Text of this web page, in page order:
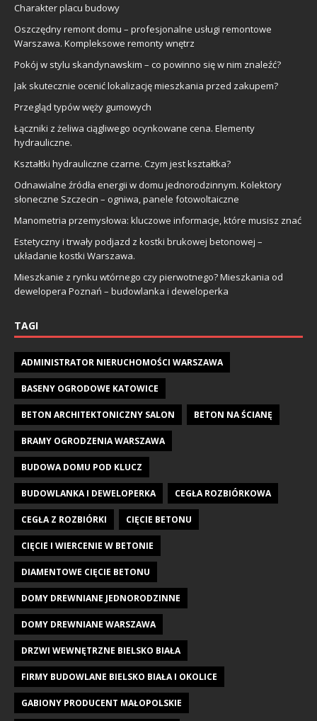
Charakter placu budowy
Oszczędny remont domu – profesjonalne usługi remontowe
Warszawa. Kompleksowe remonty wnętrz
Pokój w stylu skandynawskim – co powinno się w nim znaleźć?
Jak skutecznie ocenić lokalizację mieszkania przed zakupem?
Przegląd typów węży gumowych
Łączniki z żeliwa ciągliwego ocynkowane cena. Elementy
hydrauliczne.
Kształtki hydrauliczne czarne. Czym jest kształtka?
Odnawialne źródła energii w domu jednorodzinnym. Kolektory
słoneczne Szczecin – ogniwa, panele fotowoltaiczne
Manometria przemysłowa: kluczowe informacje, które musisz znać
Estetyczny i trwały podjazd z kostki brukowej betonowej –
układanie kostki Warszawa.
Mieszkanie z rynku wtórnego czy pierwotnego? Mieszkania od
dewelopera Poznań – budowlanka i deweloperka
TAGI
ADMINISTRATOR NIERUCHOMOŚCI WARSZAWA
BASENY OGRODOWE KATOWICE
BETON ARCHITEKTONICZNY SALON BETON NA ŚCIANĘ
BRAMY OGRODZENIA WARSZAWA
BUDOWA DOMU POD KLUCZ
BUDOWLANKA I DEWELOPERKA CEGŁA ROZBIÓRKOWA
CEGŁA Z ROZBIÓRKI CIĘCIE BETONU
CIĘCIE I WIERCENIE W BETONIE
DIAMENTOWE CIĘCIE BETONU
DOMY DREWNIANE JEDNORODZINNE
DOMY DREWNIANE WARSZAWA
DRZWI WEWNĘTRZNE BIELSKO BIAŁA
FIRMY BUDOWLANE BIELSKO BIAŁA I OKOLICE
GABIONY PRODUCENT MAŁOPOLSKIE